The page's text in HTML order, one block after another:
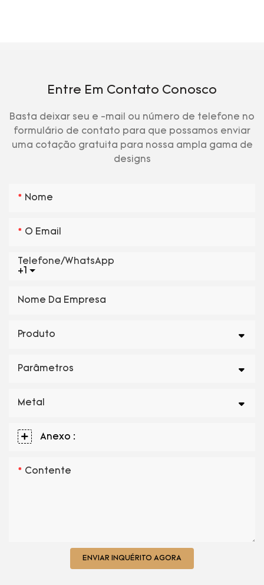
Entre Em Contato Conosco
Basta deixar seu e -mail ou número de telefone no
formulário de contato para que possamos enviar
uma cotação gratuita para nossa ampla gama de
designs
Nome
O Email
+1
Telefone/WhatsApp
Nome Da Empresa
Produto
Parâmetros
Metal
Anexo :
Contente
ENVIAR INQUÉRITO AGORA